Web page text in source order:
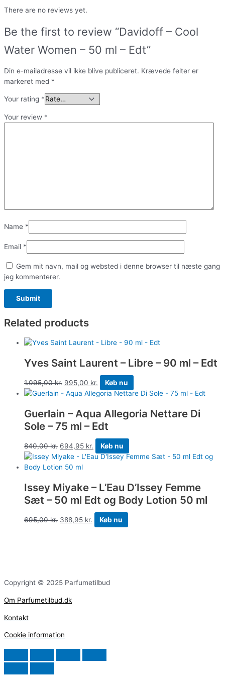
There are no reviews yet.
Be the first to review “Davidoff – Cool
Water Women – 50 ml – Edt”
Din e-mailadresse vil ikke blive publiceret. Krævede felter er
markeret med *
Your rating *
Your review *
Name *
Email *
Gem mit navn, mail og websted i denne browser til næste gang
jeg kommenterer.
Related products
Yves Saint Laurent – Libre – 90 ml – Edt
1.095,00kr. 995,00 kr. Køb nu
Guerlain – Aqua Allegoria Nettare Di
Sole – 75 ml – Edt
840,00kr. 694,95 kr. Køb nu
Issey Miyake – L’Eau D’Issey Femme
Sæt – 50 ml Edt og Body Lotion 50 ml
695,00kr. 388,95 kr. Køb nu
Copyright © 2025 Parfumetilbud
Om Parfumetilbud.dk
Kontakt
Cookie information